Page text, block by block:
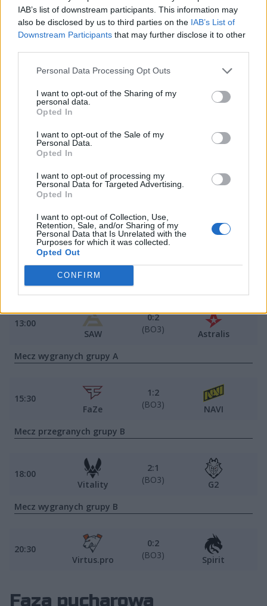
IAB’s list of downstream participants. This information may
also be disclosed by us to third parties on the IAB’s List of
Downstream Participants that may further disclose it to other
Personal Data Processing Opt Outs
I want to opt-out of the Sharing of my
personal data.
Opted In
I want to opt-out of the Sale of my
Personal Data.
Opted In
I want to opt-out of processing my
Personal Data for Targeted Advertising.
Opted In
I want to opt-out of Collection, Use,
Retention, Sale, and/or Sharing of my
Personal Data that Is Unrelated with the
Purposes for which it was collected.
Opted Out
CONFIRM
Mecz otwarcia grupy A
13:00
FaZe
2:0
2:0
Mecz otwarcia grupy B
Vitality
(BO3)
Virtus.pro
Spirit
(BO3)
G2
13 czerwca
Mecz przegranych grupy A
13:00
SAW
0:2
(BO3)
Astralis
Mecz wygranych grupy A
15:30
FaZe
1:2
(BO3)
NAVI
Mecz przegranych grupy B
18:00
Vitality
2:1
(BO3)
G2
Mecz wygranych grupy B
20:30
Virtus.pro
0:2
(BO3)
Spirit
Faza pucharowa